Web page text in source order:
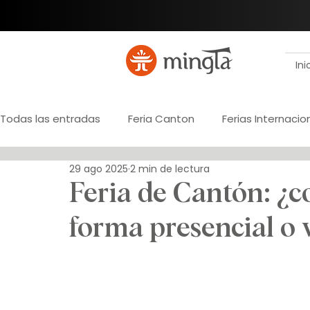
Todas las entradas Feria Canton Ferias
Registro de importador Marca propia
Gestión de pagos Paraguay Verificación de
Feria de Cantón:
forma presencial o
29 ago 2025 2 min de lectura